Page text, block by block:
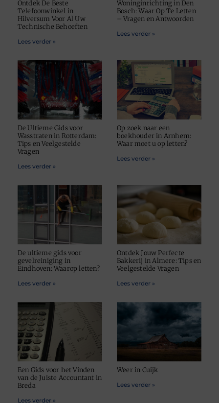
Ontdek De Beste
Telefoonwinkel in
Hilversum Voor Al Uw
Technische Behoeften
Lees verder »
Woninginrichting in Den
Bosch: Waar Op Te Letten
– Vragen en Antwoorden
Lees verder »
De Ultieme Gids voor
Wasstraten in Rotterdam:
Tips en Veelgestelde
Vragen
Lees verder »
Op zoek naar een
boekhouder in Arnhem:
Waar moet u op letten?
Lees verder »
De ultieme gids voor
gevelreiniging in
Eindhoven: Waarop letten?
Lees verder »
Ontdek Jouw Perfecte
Bakkerij in Almere: Tips en
Veelgestelde Vragen
Lees verder »
Een Gids voor het Vinden
van de Juiste Accountant in
Breda
Lees verder »
Weer in Cuijk
Lees verder »